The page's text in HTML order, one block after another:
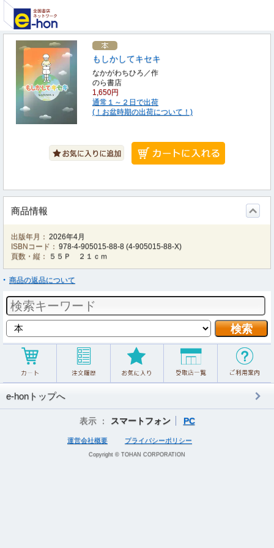
もしかしてキセキ
なかがわちひろ／作
のら書店
1,650円
通常１～２日で出荷
(！お盆時期の出荷について！)
商品情報
出版年月： 2026年4月
ISBNコード： 978-4-905015-88-8 (4-905015-88-X)
頁数・縦：
５５Ｐ ２１ｃｍ
商品の返品について
e-honトップへ
表示 ： スマートフォン PC
運営会社概要 プライバシーポリシー
Copyright © TOHAN CORPORATION